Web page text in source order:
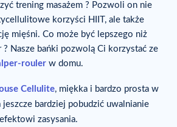
trening masażem ? Pozwoli on nie
korzyści HIIT, ale także
mięśni. Co może być lepszego niż
? Nasze bańki pozwolą Ci korzystać ze
rouler w domu.
Cellulite, miękka i bardzo prosta w
jeszcze bardziej pobudzić uwalnianie
zasysania.